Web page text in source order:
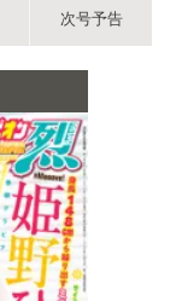
次号予告